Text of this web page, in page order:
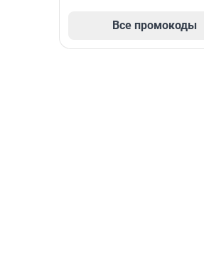
Все промокоды